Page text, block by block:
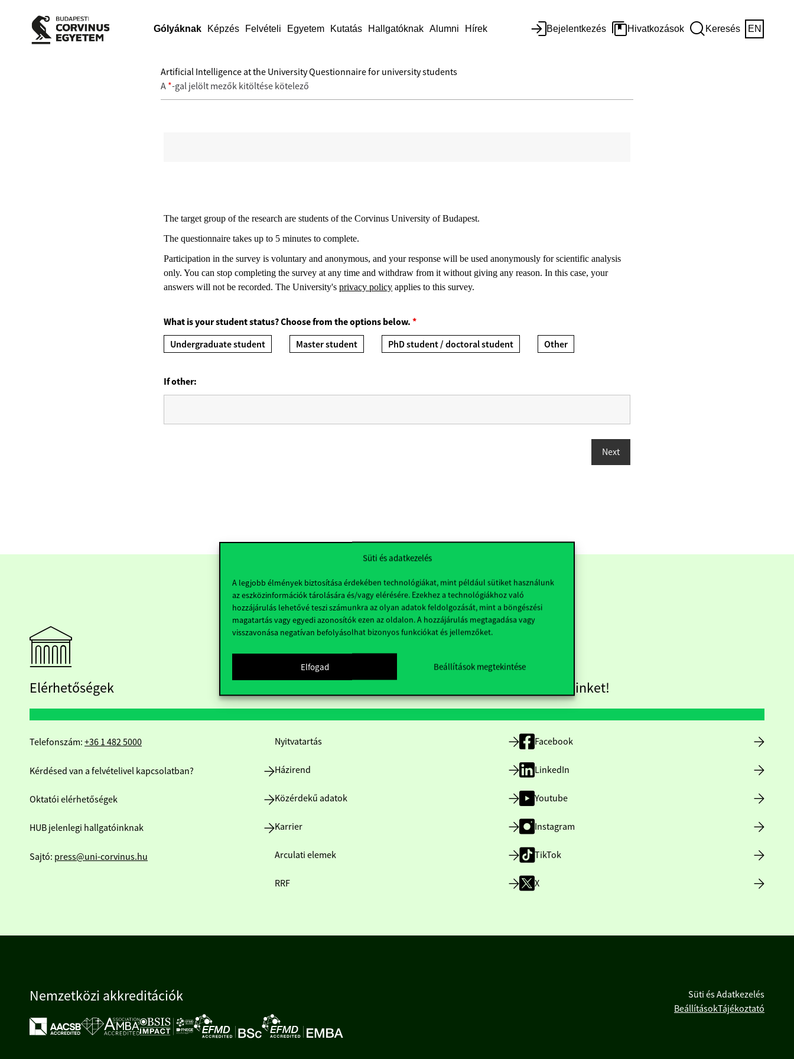
Süti és adatkezelés
A legjobb élmények biztosítása érdekében technológiákat, mint például sütiket használunk
az eszközinformációk tárolására és/vagy elérésére. Ezekhez a technológiákhoz való
hozzájárulás lehetővé teszi számunkra az olyan adatok feldolgozását, mint a böngészési
magatartás vagy egyedi azonosítók ezen az oldalon. A hozzájárulás megtagadása vagy
visszavonása negatívan befolyásolhat bizonyos funkciókat és jellemzőket.
Elfogad Beállítások megtekintése
Gólyáknak Képzés Felvételi Egyetem Kutatás Hallgatóknak Alumni Hírek Bejelentkezés Hivatkozások Keresés EN
Artificial Intelligence at the University Questionnaire for university students
A *-gal jelölt mezők kitöltése kötelező
The target group of the research are students of the Corvinus University of Budapest.
The questionnaire takes up to 5 minutes to complete.
Participation in the survey is voluntary and anonymous, and your response will be used anonymously for scientific analysis
only. You can stop completing the survey at any time and withdraw from it without giving any reason. In this case, your
answers will not be recorded. The University'sprivacy policy applies to this survey.
What is your student status? Choose from the options below.*
Undergraduate student
Master student PhD student / doctoral student Other
If other:
Elérhetőségek
Telefonszám: +36 1 482 5000
Kérdésed van a felvételivel kapcsolatban?
Oktatói elérhetőségek
HUB jelenlegi hallgatóinknak
Sajtó: press@uni-corvinus.hu
Nyitvatartás
Házirend
Közérdekű adatok
Karrier
Arculati elemek
RRF
Kövess minket!
Facebook
LinkedIn
Youtube
Instagram
TikTok
X
Nemzetközi akkreditációk
Süti és Adatkezelés
BeállításokTájékoztató